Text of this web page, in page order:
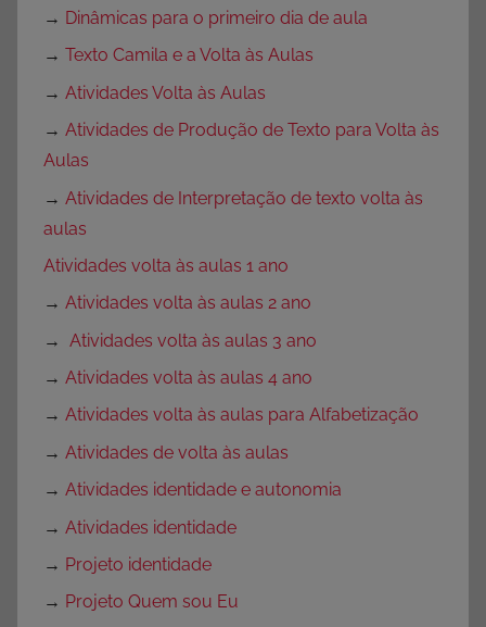
→ Dinâmicas para o primeiro dia de aula
→ Texto Camila e a Volta às Aulas
→ Atividades Volta às Aulas
→ Atividades de Produção de Texto para Volta às
Aulas
→ Atividades de Interpretação de texto volta às
aulas
Atividades volta às aulas 1 ano
→ Atividades volta às aulas 2 ano
→ Atividades volta às aulas 3 ano
→ Atividades volta às aulas 4 ano
→ Atividades volta às aulas para Alfabetização
→ Atividades de volta às aulas
→ Atividades identidade e autonomia
→ Atividades identidade
→ Projeto identidade
→ Projeto Quem sou Eu